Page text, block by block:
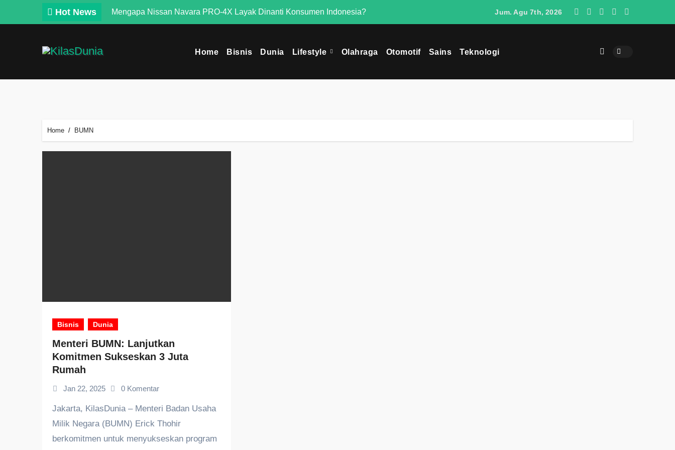
Hot News Mengapa Nissan Navara PRO-4X Layak Dinanti Konsumen Indonesia? Mengapa Omoda O4 Berpotensi Menjadi Penantang SUV Jepang di Indonesia
Jum. Agu 7th, 2026
Home Bisnis Dunia Lifestyle Olahraga Otomotif Sains Teknologi
Home BUMN
Bisnis Dunia
Menteri BUMN: Lanjutkan
Komitmen Sukseskan 3 Juta
Rumah
Jan 22, 2025 0 Komentar
Jakarta, KilasDunia – Menteri Badan Usaha
Milik Negara (BUMN) Erick Thohir
berkomitmen untuk menyukseskan program